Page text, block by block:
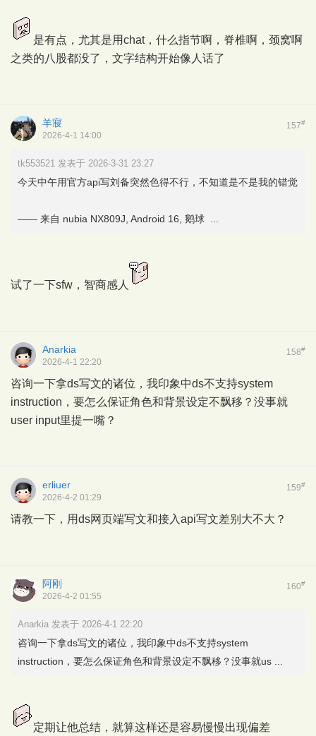
是有点，尤其是用chat，什么指节啊，脊椎啊，颈窝啊
之类的八股都没了，文字结构开始像人话了
157#
羊寢
2026-4-1 14:00
tk553521 发表于 2026-3-31 23:27
今天中午用官方api写刘备突然色得不行，不知道是不是我的错觉
—— 来自 nubia NX809J, Android 16, 鹅球 ...
试了一下sfw，智商感人
158#
Anarkia
2026-4-1 22:20
咨询一下拿ds写文的诸位，我印象中ds不支持system
instruction，要怎么保证角色和背景设定不飘移？没事就
user input里提一嘴？
159#
erliuer
2026-4-2 01:29
请教一下，用ds网页端写文和接入api写文差别大不大？
160#
阿刚
2026-4-2 01:55
Anarkia 发表于 2026-4-1 22:20
咨询一下拿ds写文的诸位，我印象中ds不支持system
instruction，要怎么保证角色和背景设定不飘移？没事就us ...
定期让他总结，就算这样还是容易慢慢出现偏差